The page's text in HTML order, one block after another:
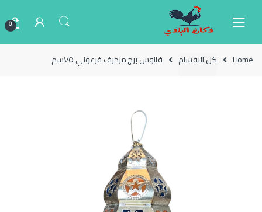
0
Home كل الاقسام فانوس برج مزخرف فرعوني ٧٥سم